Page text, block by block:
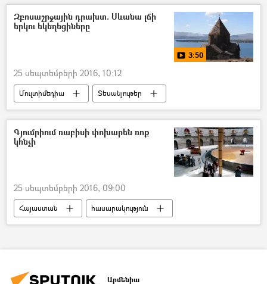
Զբոսաշրջային դրախտ. Սևանա լճի
երկու եկեղեցիները
3:50
25 սեպտեմբերի 2016, 10:12
Մուլտիմեդիա
Տեսանյութեր
Զբոսաշրջիկները սիրում են Հայաստանը
Գյումրիում ռաբիսի փոխարեն ռոք
կհնչի
25 սեպտեմբերի 2016, 09:00
Հայաստան հասարակություն
Արմենիա